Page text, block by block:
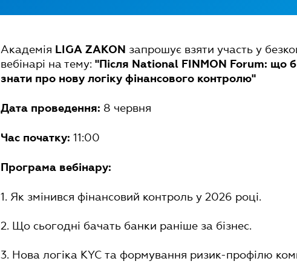
Академія LIGA ZAKON запрошує взяти участь у
вебінарі на тему: "Після National FINMON Forum: що
знати про нову логіку фінансового контролю"
Дата проведення: 8 червня
Час початку: 11:00
Програма вебінару:
1. Як змінився фінансовий контроль у 2026 році.
2. Що сьогодні бачать банки раніше за бізнес.
3. Нова логіка KYC та формування ризик-профілю